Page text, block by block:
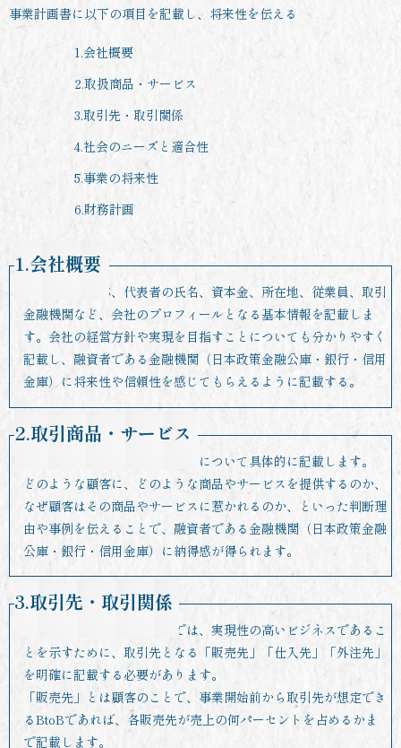
事業計画書に以下の項目を記載し、将来性を伝える
1.会社概要
2.取扱商品・サービス
3.取引先・取引関係
4.社会のニーズと適合性
5.事業の将来性
6.財務計画
1.会社概要
会社の正式名称、代表者の氏名、資本金、所在地、従業員、取引
金融機関など、会社のプロフィールとなる基本情報を記載しま
す。会社の経営方針や実現を目指すことについても分かりやすく
記載し、融資者である金融機関（日本政策金融公庫・銀行・信用
金庫）に将来性や信頼性を感じてもらえるように記載する。
2.取引商品・サービス
事業で取り扱う商品やサービスについて具体的に記載します。
どのような顧客に、どのような商品やサービスを提供するのか、
なぜ顧客はその商品やサービスに惹かれるのか、といった判断理
由や事例を伝えることで、融資者である金融機関（日本政策金融
公庫・銀行・信用金庫）に納得感が得られます。
3.取引先・取引関係
創業計画書（事業計画書）では、実現性の高いビジネスであるこ
とを示すために、取引先となる「販売先」「仕入先」「外注先」
を明確に記載する必要があります。
「販売先」とは顧客のことで、事業開始前から取引先が想定でき
るBtoBであれば、各販売先が売上の何パーセントを占めるかま
で記載します。